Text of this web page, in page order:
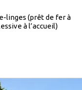
linges (prêt de fer à
à l’accueil)